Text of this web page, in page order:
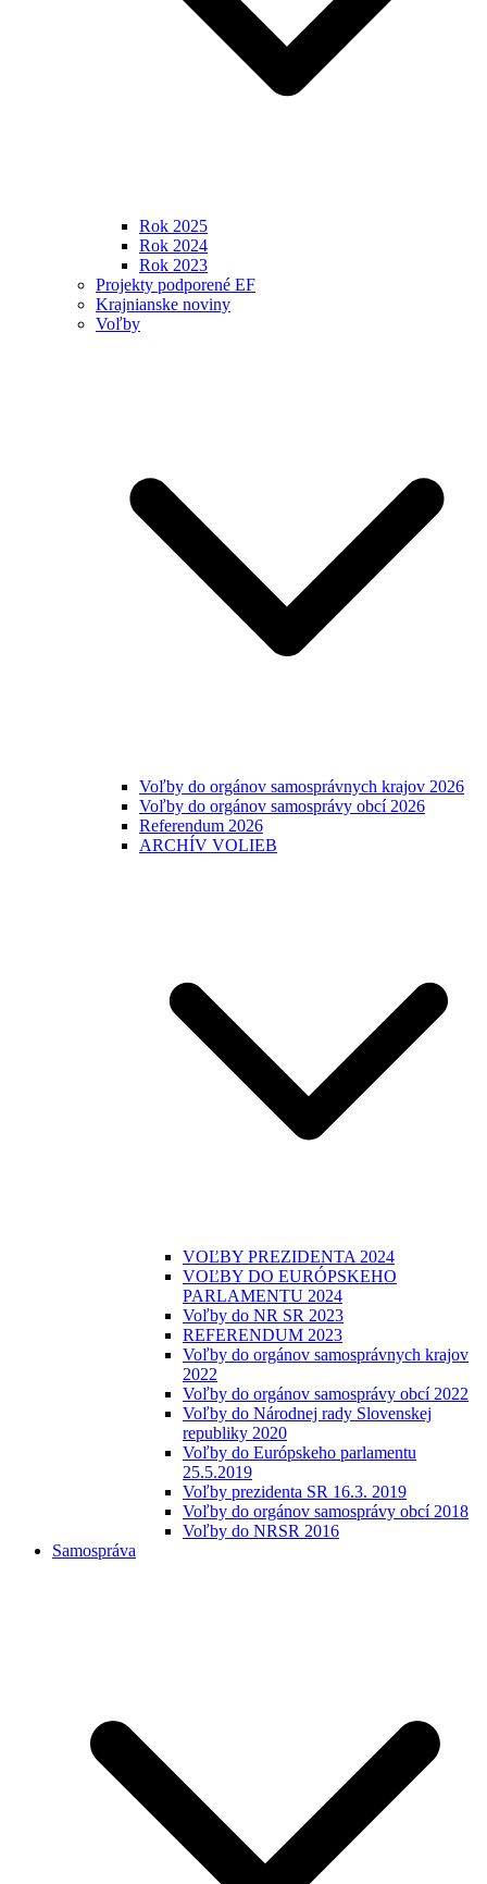
Rok 2025
Rok 2024
Rok 2023
Projekty podporené EF
Krajnianske noviny
Voľby
Voľby do orgánov samosprávnych krajov 2026
Voľby do orgánov samosprávy obcí 2026
Referendum 2026
ARCHÍV VOLIEB
VOĽBY PREZIDENTA 2024
VOĽBY DO EURÓPSKEHO
PARLAMENTU 2024
Voľby do NR SR 2023
REFERENDUM 2023
Voľby do orgánov samosprávnych krajov
2022
Voľby do orgánov samosprávy obcí 2022
Voľby do Národnej rady Slovenskej
republiky 2020
Voľby do Európskeho parlamentu
25.5.2019
Voľby prezidenta SR 16.3. 2019
Voľby do orgánov samosprávy obcí 2018
Voľby do NRSR 2016
Samospráva